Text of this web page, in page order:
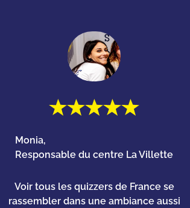
Monia,
Responsable du centre La Villette
Voir tous les quizzers de France se
rassembler dans une ambiance aussi